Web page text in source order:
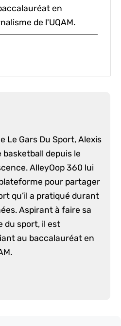
en
de l'UQAM.
Le Gars Du Sport, Alexis
depuis le
AlleyOop 360 lui
pour partager
qu’il a pratiqué durant
Aspirant à faire sa
du sport, il est
au baccalauréat en